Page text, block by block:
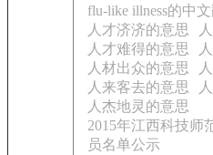
flu-like illness的中
人才济济的意思
人才难得的意思
人材出众的意思
人来客去的意思
人杰地灵的意思
2015年江西科技师
员名单公示